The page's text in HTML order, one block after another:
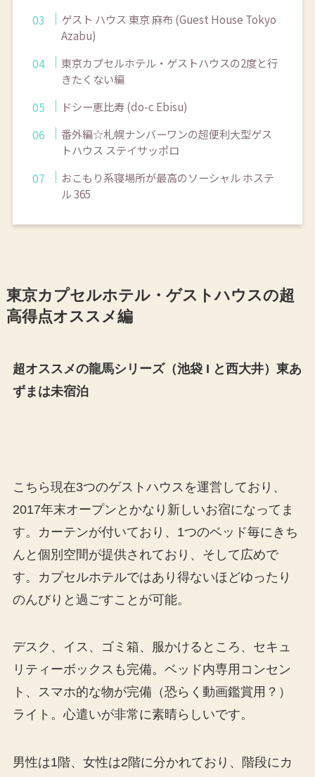
ゲスト ハウス 東京 麻布 (Guest House Tokyo
Azabu)
東京カプセルホテル・ゲストハウスの2度と行
きたくない編
ドシー恵比寿 (do-c Ebisu)
番外編☆札幌ナンバーワンの超便利大型ゲス
トハウス ステイサッポロ
おこもり系寝場所が最高のソーシャル ホステ
ル 365
東京カプセルホテル・ゲストハウスの超
高得点オススメ編
超オススメの龍馬シリーズ（池袋 I と西大井）東あ
ずまは未宿泊
こちら現在3つのゲストハウスを運営しており、
2017年末オープンとかなり新しいお宿になってま
す。カーテンが付いており、1つのベッド毎にきち
んと個別空間が提供されており、そして広めで
す。カプセルホテルではあり得ないほどゆったり
のんびりと過ごすことが可能。
デスク、イス、ゴミ箱、服かけるところ、セキュ
リティーボックスも完備。ベッド内専用コンセン
ト、スマホ的な物が完備（恐らく動画鑑賞用？）
ライト。心遣いが非常に素晴らしいです。
男性は1階、女性は2階に分かれており、階段にカ